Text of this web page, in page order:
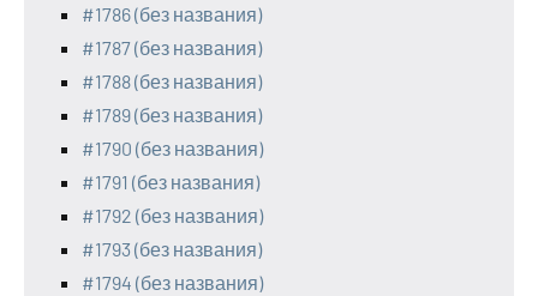
#1786 (без названия)
#1787 (без названия)
#1788 (без названия)
#1789 (без названия)
#1790 (без названия)
#1791 (без названия)
#1792 (без названия)
#1793 (без названия)
#1794 (без названия)